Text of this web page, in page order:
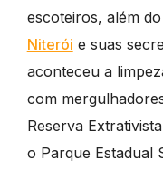
escoteiros, além
Niterói e suas
aconteceu a
com
Reserva
o Parque Estadual